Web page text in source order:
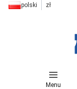
polski zł
Menu